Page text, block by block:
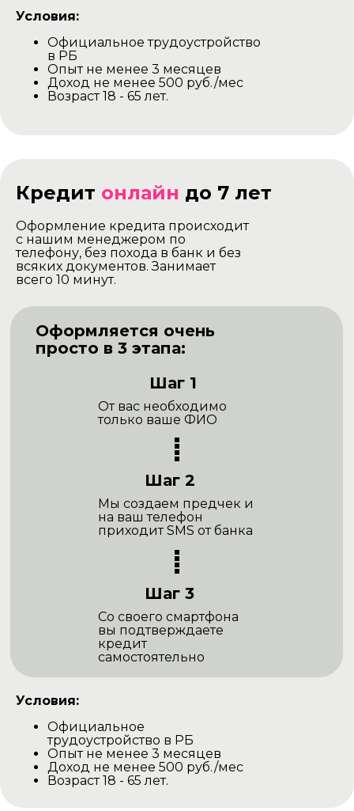
Кредит онлайн до 7 лет
Оформляется очень
просто в 3 этапа:
Шаг 1
От вас необходимо
только ваше ФИО
Шаг 2
Мы создаем предчек и
на ваш телефон
приходит SMS от банка
Шаг 3
Со своего смартфона
вы подтверждаете
кредит
самостоятельно
Оформление кредита происходит
с нашим менеджером по
телефону, без похода в банк и без
всяких документов. Занимает
всего 10 минут.
Условия:
Официальное
трудоустройство в РБ
Опыт не менее 3 месяцев
Доход не менее 500 руб./мес
Возраст 18 - 65 лет.
Условия:
Официальное трудоустройство
в РБ
Опыт не менее 3 месяцев
Доход не менее 500 руб./мес
Возраст 18 - 65 лет.